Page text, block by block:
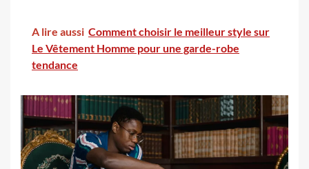
A lire aussi Comment choisir le meilleur style sur
Le Vêtement Homme pour une garde-robe
tendance